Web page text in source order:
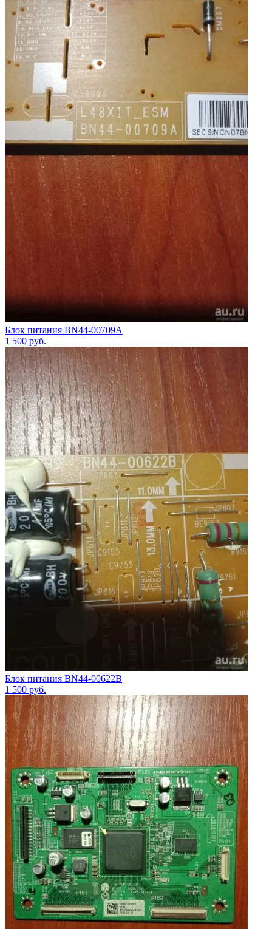
Блок питания BN44-00709A
1 500 руб.
Блок питания BN44-00622B
1 500 руб.